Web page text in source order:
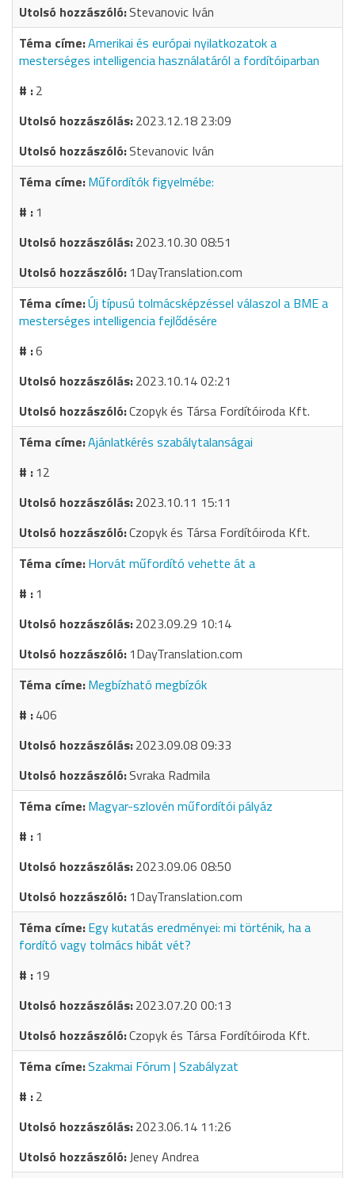
Stevanovic Iván
Amerikai és európai nyilatkozatok a
mesterséges intelligencia használatáról a fordítóiparban
2
2023.12.18 23:09
Stevanovic Iván
Műfordítók figyelmébe:
1
2023.10.30 08:51
1DayTranslation.com
Új típusú tolmácsképzéssel válaszol a BME a
mesterséges intelligencia fejlődésére
6
2023.10.14 02:21
Czopyk és Társa Fordítóiroda Kft.
Ajánlatkérés szabálytalanságai
12
2023.10.11 15:11
Czopyk és Társa Fordítóiroda Kft.
Horvát műfordító vehette át a
1
2023.09.29 10:14
1DayTranslation.com
Megbízható megbízók
406
2023.09.08 09:33
Svraka Radmila
Magyar-szlovén műfordítói pályáz
1
2023.09.06 08:50
1DayTranslation.com
Egy kutatás eredményei: mi történik, ha a
fordító vagy tolmács hibát vét?
19
2023.07.20 00:13
Czopyk és Társa Fordítóiroda Kft.
Szakmai Fórum | Szabályzat
2
2023.06.14 11:26
Jeney Andrea